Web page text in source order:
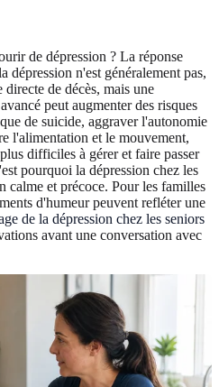
de dépression ? La réponse
dépression n'est généralement pas,
directe de décès, mais une
peut augmenter des risques
de suicide, aggraver l'autonomie
l'alimentation et le mouvement,
difficiles à gérer et faire passer
pourquoi la dépression chez les
calme et précoce. Pour les familles
d'humeur peuvent refléter une
de la dépression chez les seniors
avant une conversation avec